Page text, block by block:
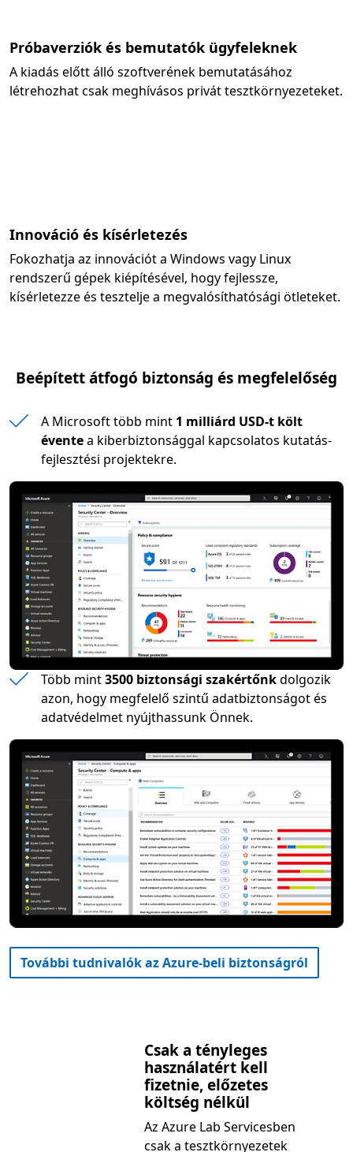
Próbaverziók és bemutatók ügyfeleknek
A kiadás előtt álló szoftverének bemutatásához
létrehozhat csak meghívásos privát tesztkörnyezeteket.
Innováció és kísérletezés
Fokozhatja az innovációt a Windows vagy Linux
rendszerű gépek kiépítésével, hogy fejlessze,
kísérletezze és tesztelje a megvalósíthatósági ötleteket.
Beépített átfogó biztonság és megfelelőség
A Microsoft több mint 1 milliárd USD-t költ
éventea kiberbiztonsággal kapcsolatos kutatás-
fejlesztési projektekre.
Több mint3500 biztonsági szakértőnkdolgozik
azon, hogy megfelelő szintű adatbiztonságot és
adatvédelmet nyújthassunk Önnek.
További tudnivalók az Azure-beli biztonságról
Csak a tényleges
használatért kell
fizetnie, előzetes
költség nélkül
Az Azure Lab Servicesben
csak a tesztkörnyezetek